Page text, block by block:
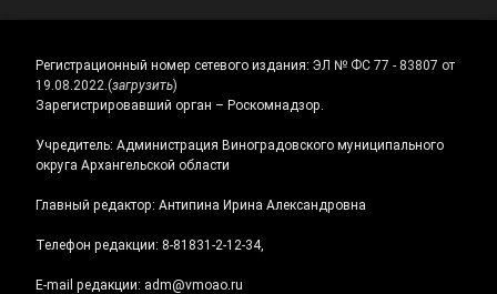
Регистрационный номер сетевого издания: ЭЛ № ФС 77 - 83807 от
19.08.2022.(загрузить)
Зарегистрировавший орган – Роскомнадзор.
Учредитель: Администрация Виноградовского муниципального
округа Архангельской области
Главный редактор: Антипина Ирина Александровна
Телефон редакции: 8-81831-2-12-34,
E-mail редакции: adm@vmoao.ru